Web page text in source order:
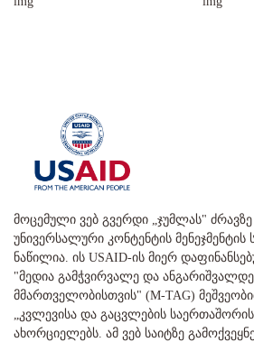
მოცემული ვებ გვერდი „ჯუმლას"
უნივერსალური კონტენტის მენეჯმენტის
ნაწილია. ის USAID-ის მიერ
"მედია გამჭვირვალე და
მმართველობისთვის" (M-TAG)
„კვლევისა და გაცვლების
ახორციელებს. ამ ვებ საიტზე